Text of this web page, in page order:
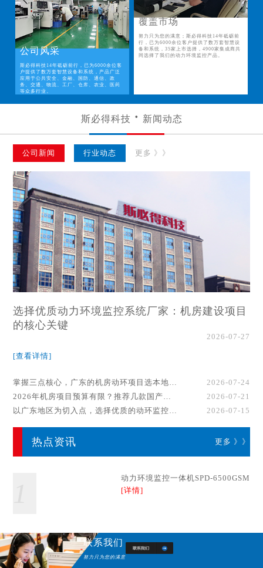
公司风采
斯必得科技14年砥砺前行，已为6000余位客
户提供了数万套智慧设备和系统，产品广泛
应用于公共安全、金融、国防、通信、政
务、交通、物流、工厂、仓库、农业、医药
等众多行业。
覆盖市场
努力只为您的满意；斯必得科技14年砥砺前
行，已为6000余位客户提供了数万套智慧设
备和系统，35家上市选择，4900家集成商共
同选择了我们的动力环境监控产品。
斯必得科技 新闻动态
公司新闻 行业动态 更多 》》
选择优质动力环境监控系统厂家：机房建设项目
的核心关键
2026-07-27
[查看详情]
掌握三点核心，广东的机房动环项目选本地厂家事半功倍！
2026-07-24
2026年机房项目预算有限？推荐几款国产动环监控系统品牌
2026-07-21
以广东地区为切入点，选择优质的动环监控系统厂家
2026-07-15
热点资讯 更多 》》
动力环境监控一体机SPD-6500GSM
[详情]
联系我们
努力只为您的满意